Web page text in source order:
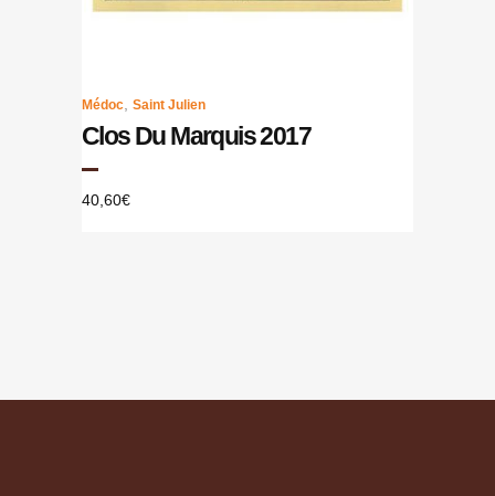
Médoc, Saint Julien
Clos Du Marquis 2017
40,60€